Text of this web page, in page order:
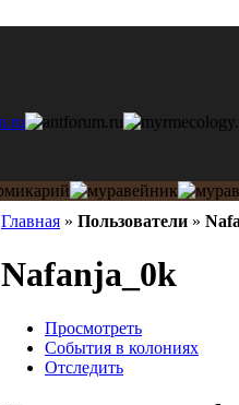
Главная » Пользователи »
Nafanja_0k
Просмотреть
События в колониях
Отследить